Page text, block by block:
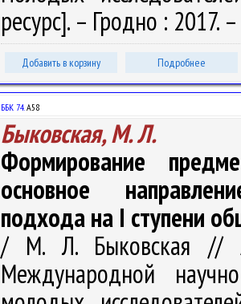
ресурс]. – Гродно : 2017.
Добавить в корзину Подробнее
ББК 74.А58
Быковская, М. Л.
Формирование
основное
подхода на I ступени
/ М. Л. Быковская //
Международной